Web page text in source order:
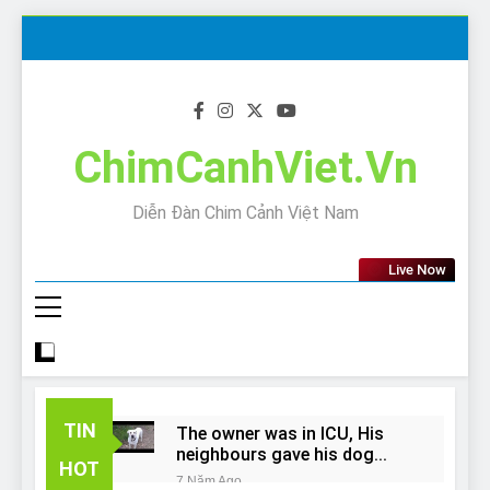
ChimCanhViet.Vn
Diễn Đàn Chim Cảnh Việt Nam
Live Now
TIN
HOT
The owner was in ICU, His
neighbours gave his dog
away!
7 Năm Ago